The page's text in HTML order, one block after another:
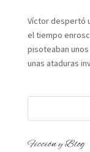
Víctor despertó
el tiempo
pisoteaban
unas ataduras
Ficción y Blog